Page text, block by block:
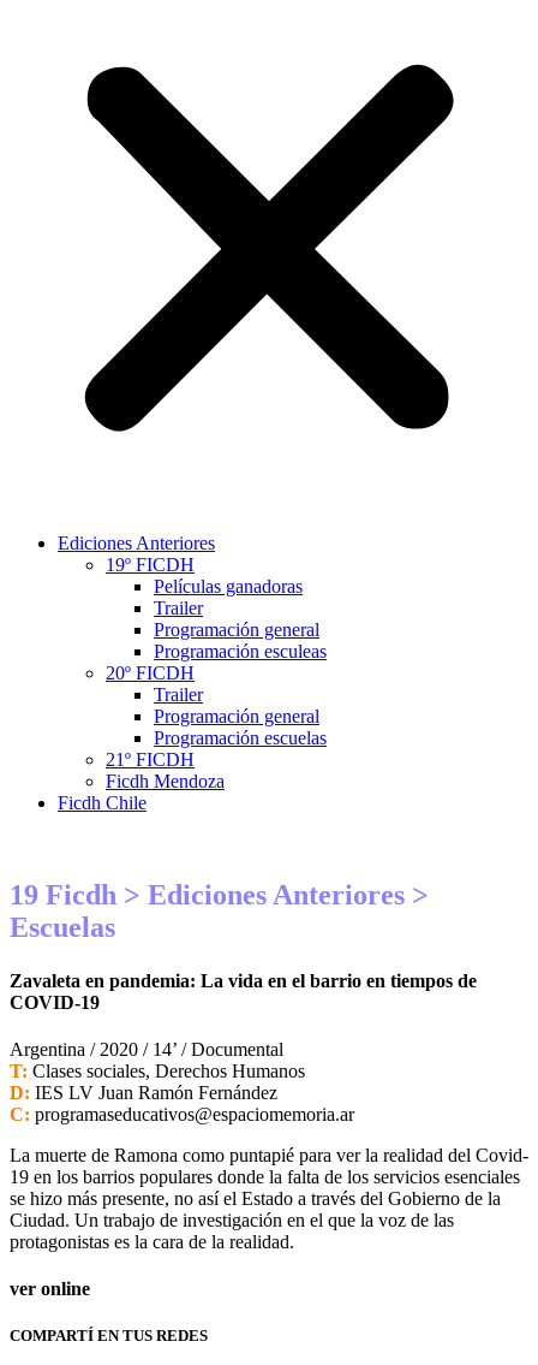
Ediciones Anteriores
19º FICDH
Películas ganadoras
Trailer
Programación general
Programación esculeas
20º FICDH
Trailer
Programación general
Programación escuelas
21º FICDH
Ficdh Mendoza
Ficdh Chile
19 Ficdh > Ediciones Anteriores >
Escuelas
Zavaleta en pandemia: La vida en el barrio en tiempos de
COVID-19
Argentina / 2020 / 14’ / Documental
T: Clases sociales, Derechos Humanos
D: IES LV Juan Ramón Fernández
C: programaseducativos@espaciomemoria.ar
La muerte de Ramona como puntapié para ver la realidad del Covid-
19 en los barrios populares donde la falta de los servicios esenciales
se hizo más presente, no así el Estado a través del Gobierno de la
Ciudad. Un trabajo de investigación en el que la voz de las
protagonistas es la cara de la realidad.
ver online
COMPARTÍ EN TUS REDES